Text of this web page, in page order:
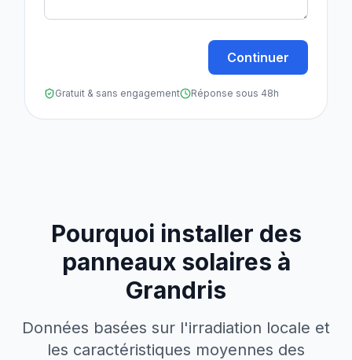
Continuer
Gratuit & sans engagement Réponse sous 48h
Pourquoi installer des
panneaux solaires à
Grandris
Données basées sur l'irradiation locale et
les caractéristiques moyennes des